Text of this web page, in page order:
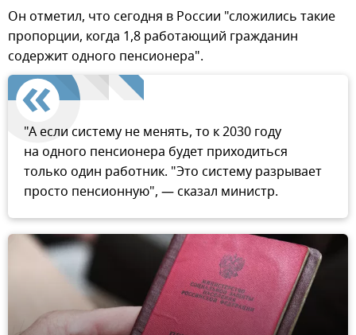
Он отметил, что сегодня в России "сложились такие
пропорции, когда 1,8 работающий гражданин
содержит одного пенсионера".
"А если систему не менять, то к 2030 году
на одного пенсионера будет приходиться
только один работник. "Это систему разрывает
просто пенсионную", — сказал министр.